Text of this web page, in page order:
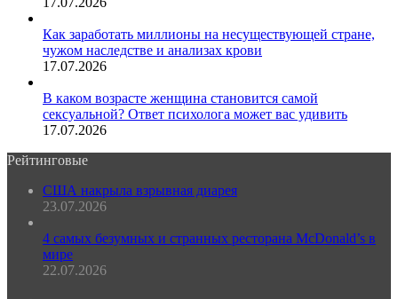
Как заработать миллионы на несуществующей стране,
чужом наследстве и анализах крови
17.07.2026
В каком возрасте женщина становится самой
сексуальной? Ответ психолога может вас удивить
17.07.2026
Рейтинговые
США накрыла взрывная диарея
23.07.2026
4 самых безумных и странных ресторана McDonald’s в
мире
22.07.2026